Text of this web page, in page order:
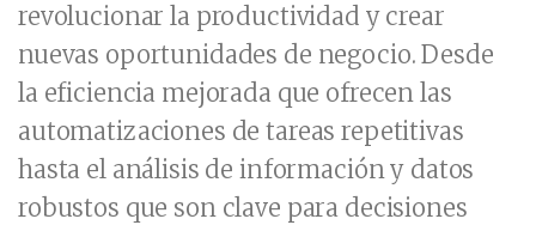
revolucionar la productividad y crear
nuevas oportunidades de negocio. Desde
la eficiencia mejorada que ofrecen las
automatizaciones de tareas repetitivas
hasta el análisis de información y datos
robustos que son clave para decisiones